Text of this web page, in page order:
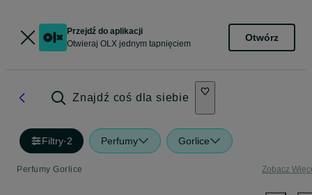
Przejdź do aplikacji
Otwieraj OLX jednym tapnięciem
Otwórz
Znajdź coś dla siebie
Filtry·2 Perfumy Gorlice
Perfumy Gorlice Zobacz